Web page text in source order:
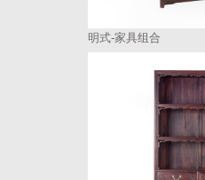
明式-家具组合